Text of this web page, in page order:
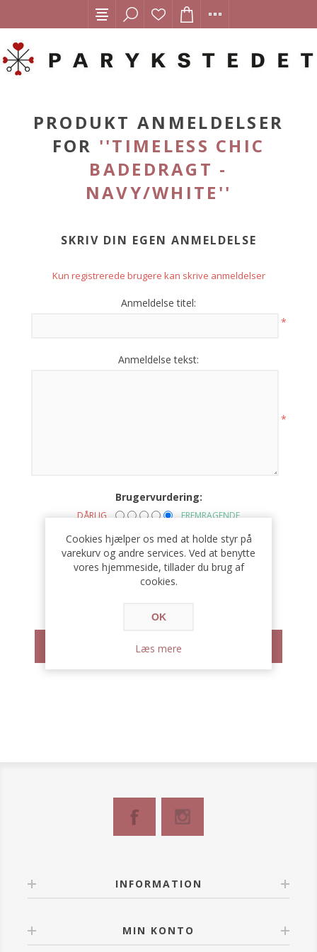
PRODUKT ANMELDELSER
FOR
TIMELESS CHIC
BADEDRAGT -
NAVY/WHITE
SKRIV DIN EGEN ANMELDELSE
Kun registrerede brugere kan skrive anmeldelser
Anmeldelse titel:
*
Anmeldelse tekst:
*
Brugervurdering:
DÅRLIG FREMRAGENDE
INFORMATION
MIN KONTO
Cookies hjælper os med at holde styr på
varekurv og andre services. Ved at benytte
vores hjemmeside, tillader du brug af
cookies.
OK
Læs mere